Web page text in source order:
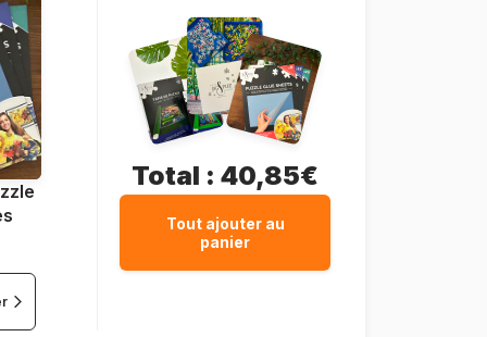
Total : 40,85€
Tout ajouter au
panier